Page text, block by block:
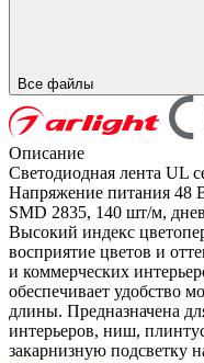
Все файлы
Описание
Светодиодная лента UL
Напряжение питания 48
SMD 2835, 140 шт/м,
Высокий индекс
восприятие цветов и
и коммерческих
обеспечивает удобство
длины. Предназначена
интерьеров, ниш,
закарнизную подсветку